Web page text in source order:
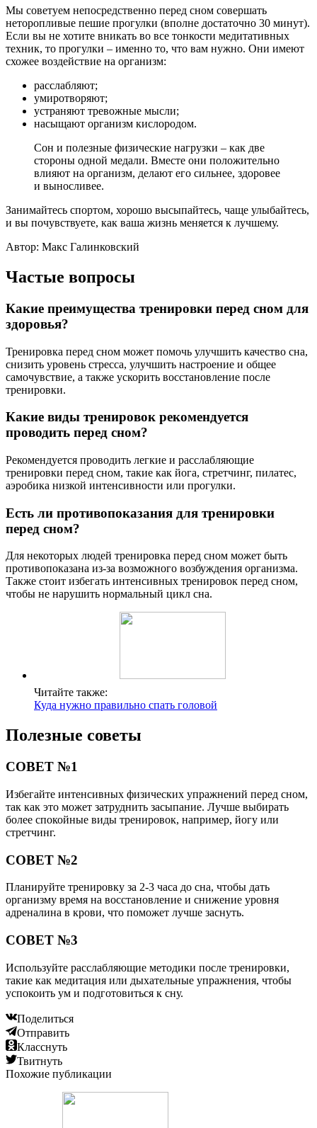
Мы советуем непосредственно перед сном совершать
неторопливые пешие прогулки (вполне достаточно 30 минут).
Если вы не хотите вникать во все тонкости медитативных
техник, то прогулки – именно то, что вам нужно. Они имеют
схожее воздействие на организм:
расслабляют;
умиротворяют;
устраняют тревожные мысли;
насыщают организм кислородом.
Сон и полезные физические нагрузки – как две
стороны одной медали. Вместе они положительно
влияют на организм, делают его сильнее, здоровее
и выносливее.
Занимайтесь спортом, хорошо высыпайтесь, чаще улыбайтесь,
и вы почувствуете, как ваша жизнь меняется к лучшему.
Автор: Макс Галинковский
Частые вопросы
Какие преимущества тренировки перед сном для
здоровья?
Тренировка перед сном может помочь улучшить качество сна,
снизить уровень стресса, улучшить настроение и общее
самочувствие, а также ускорить восстановление после
тренировки.
Какие виды тренировок рекомендуется
проводить перед сном?
Рекомендуется проводить легкие и расслабляющие
тренировки перед сном, такие как йога, стретчинг, пилатес,
аэробика низкой интенсивности или прогулки.
Есть ли противопоказания для тренировки
перед сном?
Для некоторых людей тренировка перед сном может быть
противопоказана из-за возможного возбуждения организма.
Также стоит избегать интенсивных тренировок перед сном,
чтобы не нарушить нормальный цикл сна.
Читайте также:
Куда нужно правильно спать головой
Полезные советы
СОВЕТ №1
Избегайте интенсивных физических упражнений перед сном,
так как это может затруднить засыпание. Лучше выбирать
более спокойные виды тренировок, например, йогу или
стретчинг.
СОВЕТ №2
Планируйте тренировку за 2-3 часа до сна, чтобы дать
организму время на восстановление и снижение уровня
адреналина в крови, что поможет лучше заснуть.
СОВЕТ №3
Используйте расслабляющие методики после тренировки,
такие как медитация или дыхательные упражнения, чтобы
успокоить ум и подготовиться к сну.
Поделиться
Отправить
Класснуть
Твитнуть
Похожие публикации